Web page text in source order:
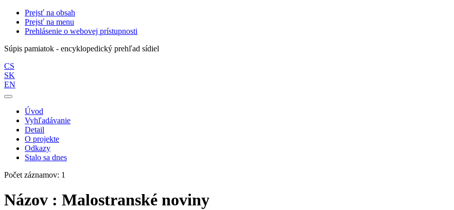
Prejsť na obsah
Prejsť na menu
Prehlásenie o webovej prístupnosti
Súpis pamiatok - encyklopedický prehľad sídiel
CS
SK
EN
Úvod
Vyhľadávanie
Detail
O projekte
Odkazy
Stalo sa dnes
Počet záznamov: 1
Názov : Malostranské noviny